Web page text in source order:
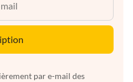
par e-mail des